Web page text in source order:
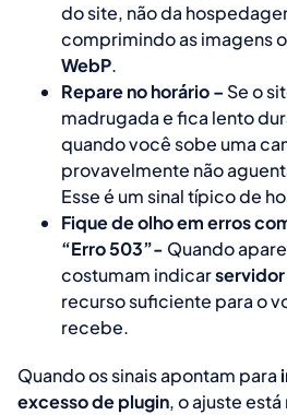
do site, não da
comprimindo as imagens
WebP.
Repare no horário – Se o
madrugada e fica lento
quando você sobe uma
provavelmente não
Esse é um sinal típico de
Fique de olho em erros
“Erro 503”- Quando
costumam indicar
recurso suficiente para o
recebe.
Quando os sinais apontam para
excesso de plugin, o ajuste está